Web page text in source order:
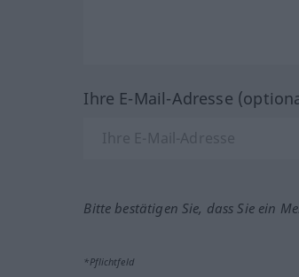
Ihre E-Mail-Adresse
Bitte bestätigen Sie, dass Sie ein
*Pflichtfeld